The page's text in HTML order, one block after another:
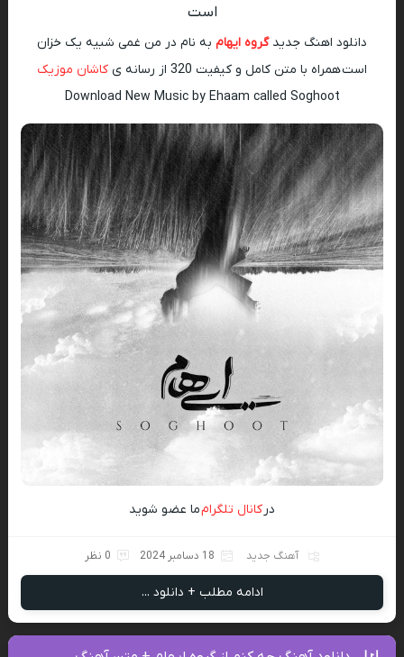
است
دانلود اهنگ جدیدگروه ایهام به نام در من غمی شبیه یک خزان
است همراه با متن کامل و کیفیت 320 از رسانه ی
کاشان موزیک
Download New Music by Ehaam called Soghoot
درکانال تلگرامما عضو شوید
آهنگ جدید 18 دسامبر 2024 0 نظر
ادامه مطلب + دانلود ...